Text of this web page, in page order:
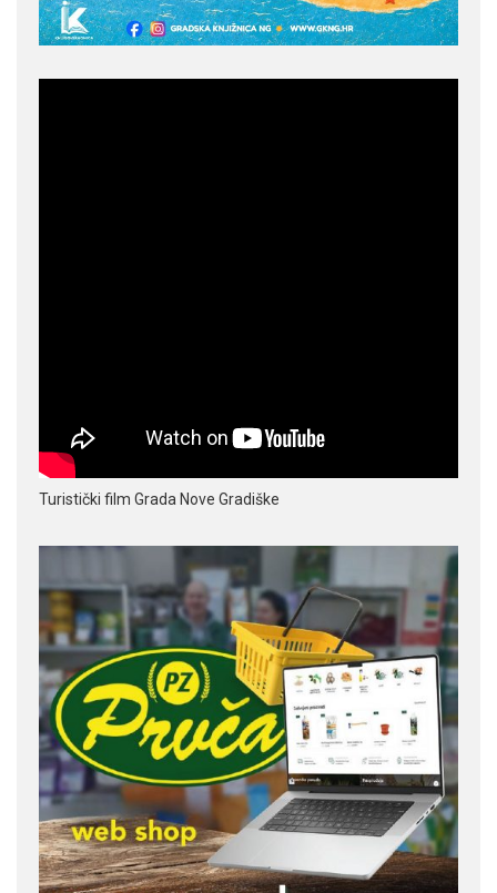
Turistički film Grada Nove Gradiške